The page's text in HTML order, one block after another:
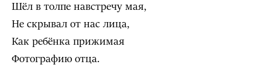
Шёл в толпе навстречу мая,
Не скрывал от нас лица,
Как ребёнка прижимая
Фотографию отца.